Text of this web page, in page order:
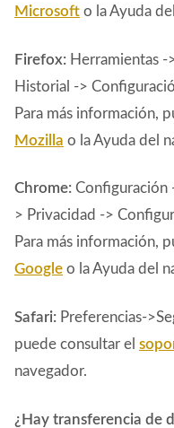
Microsoft o la Ayuda
Firefox: Herramientas
Historial ->
Para más información,
Mozilla o la Ayuda del
Chrome: Configuración
> Privacidad ->
Para más información,
Google o la Ayuda del
Safari: Preferencias-
puede consultar el
navegador.
¿Hay transferencia de